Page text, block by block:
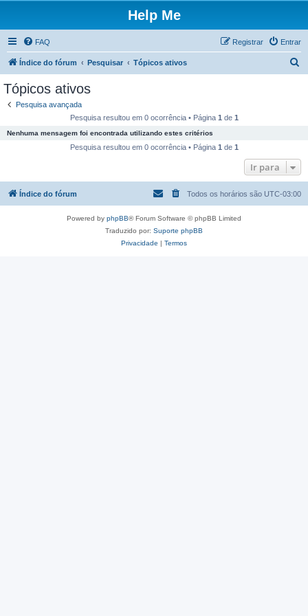
Help Me
FAQ Entrar
Registrar
Índice do fórum Pesquisar Tópicos ativos
s
r
Tópicos ativos
Pesquisa avançada
Pesquisa resultou em 0 ocorrência • Página 1 de 1
Nenhuma mensagem foi encontrada utilizando estes critérios
Pesquisa resultou em 0 ocorrência • Página 1 de 1
Ir para
Índice do fórum Todos os horários são UTC-03:00
Powered by phpBB® Forum Software © phpBB Limited
Traduzido por: Suporte phpBB
Privacidade | Termos